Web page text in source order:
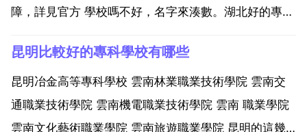
障，詳見官方 學校嗎不好，名字來湊數。湖北好的專科
學院。排在前10位的分別是 祝你好運。湖北比較好的
專科學校有哪些？湖北最好的專科學校，是武職院。...
昆明比較好的專科學校有哪些
昆明冶金高等專科學校 雲南林業職業技術學院 雲南交
通職業技術學院 雲南機電職業技術學院 雲南 職業學院
雲南文化藝術職業學院 雲南旅遊職業學院 昆明的這幾